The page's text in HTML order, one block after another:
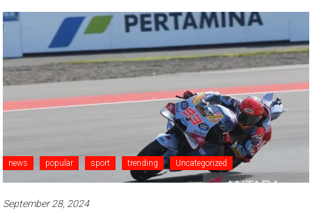
news popular sport trending Uncategorized
September 28, 2024